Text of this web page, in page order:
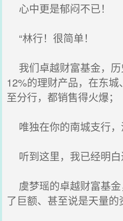
心中更是郁闷不已！
“林行！很简单！
我们卓越财富基金，
12%的理财产品，在东
至分行，都销售得火爆；
唯独在你的南城支行
听到这里，我已经明白
虞梦瑶的卓越财富基金
了巨额、甚至说是天量的